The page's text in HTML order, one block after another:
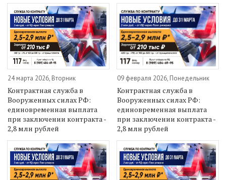
24 марта 2026, Вторник
Контрактная служба в
Вооруженных силах РФ:
единовременная выплата
при заключении контракта -
2,8 млн рублей
09 февраля 2026, Понедельник
Контрактная служба в
Вооруженных силах РФ:
единовременная выплата
при заключении контракта -
2,8 млн рублей